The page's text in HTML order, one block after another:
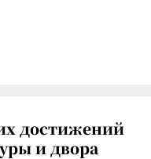
достижений
и двора